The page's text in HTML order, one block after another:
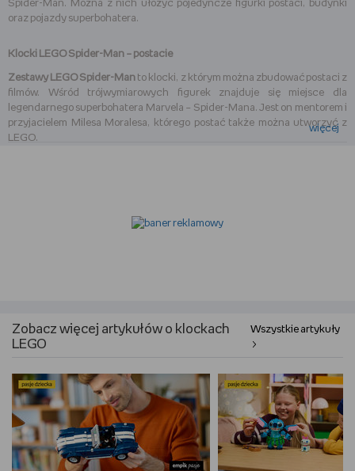
Spider-Man. Można z nich ułożyć pojedyncze figurki postaci, budynki
oraz pojazdy superbohatera.
Klocki LEGO Spider-Man – postacie
Zestawy LEGO Spider-Man to klocki, z którym można zbudować postaci z
filmów. Wśród trójwymiarowych figurek znajduje się miejsce dla
legendarnego superbohatera Marvela – Spider-Mana. Jest on mentorem i
przyjacielem Milesa Moralesa, którego postać także można utworzyć z
LEGO.
uniwersum Spider-Mana można bawić się w odgrywanie scen z filmu lub
Zestawy LEGO Spider-Man
przedstawiają otoczenie znane z filmów Marvela. Producent
zaproponował ułożenie kwatery głównej Spider-Mana, jego bojowego
drona i Monster trucka, warsztat w Sanctum, relaks w kryjówce czy
Sanctum Sanctorum – dom doktora Strange’a. Można wybrać klocki
przedstawiające pojedynki z Venomem, Carnagem, Mysterio,
Sandmanem, atak na kryjówkę Spider-Mana czy bitwę Mechów.
więcej
Zobacz więcej artykułów o klockach
LEGO
Wszystkie artykuły